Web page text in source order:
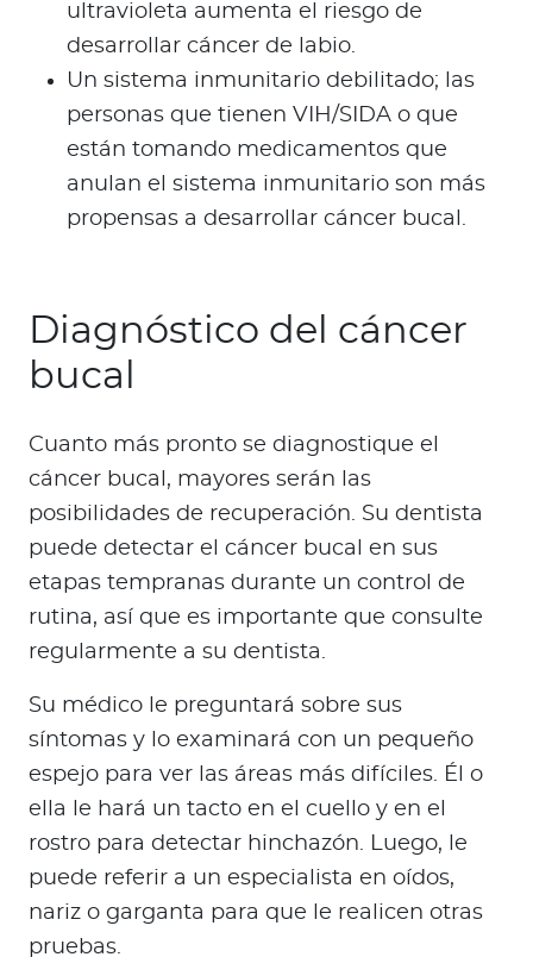
ultravioleta aumenta el riesgo de
desarrollar cáncer de labio.
Un sistema inmunitario debilitado; las
personas que tienen VIH/SIDA o que
están tomando medicamentos que
anulan el sistema inmunitario son más
propensas a desarrollar cáncer bucal.
Diagnóstico del cáncer
bucal
Cuanto más pronto se diagnostique el
cáncer bucal, mayores serán las
posibilidades de recuperación. Su dentista
puede detectar el cáncer bucal en sus
etapas tempranas durante un control de
rutina, así que es importante que consulte
regularmente a su dentista.
Su médico le preguntará sobre sus
síntomas y lo examinará con un pequeño
espejo para ver las áreas más difíciles. Él o
ella le hará un tacto en el cuello y en el
rostro para detectar hinchazón. Luego, le
puede referir a un especialista en oídos,
nariz o garganta para que le realicen otras
pruebas.